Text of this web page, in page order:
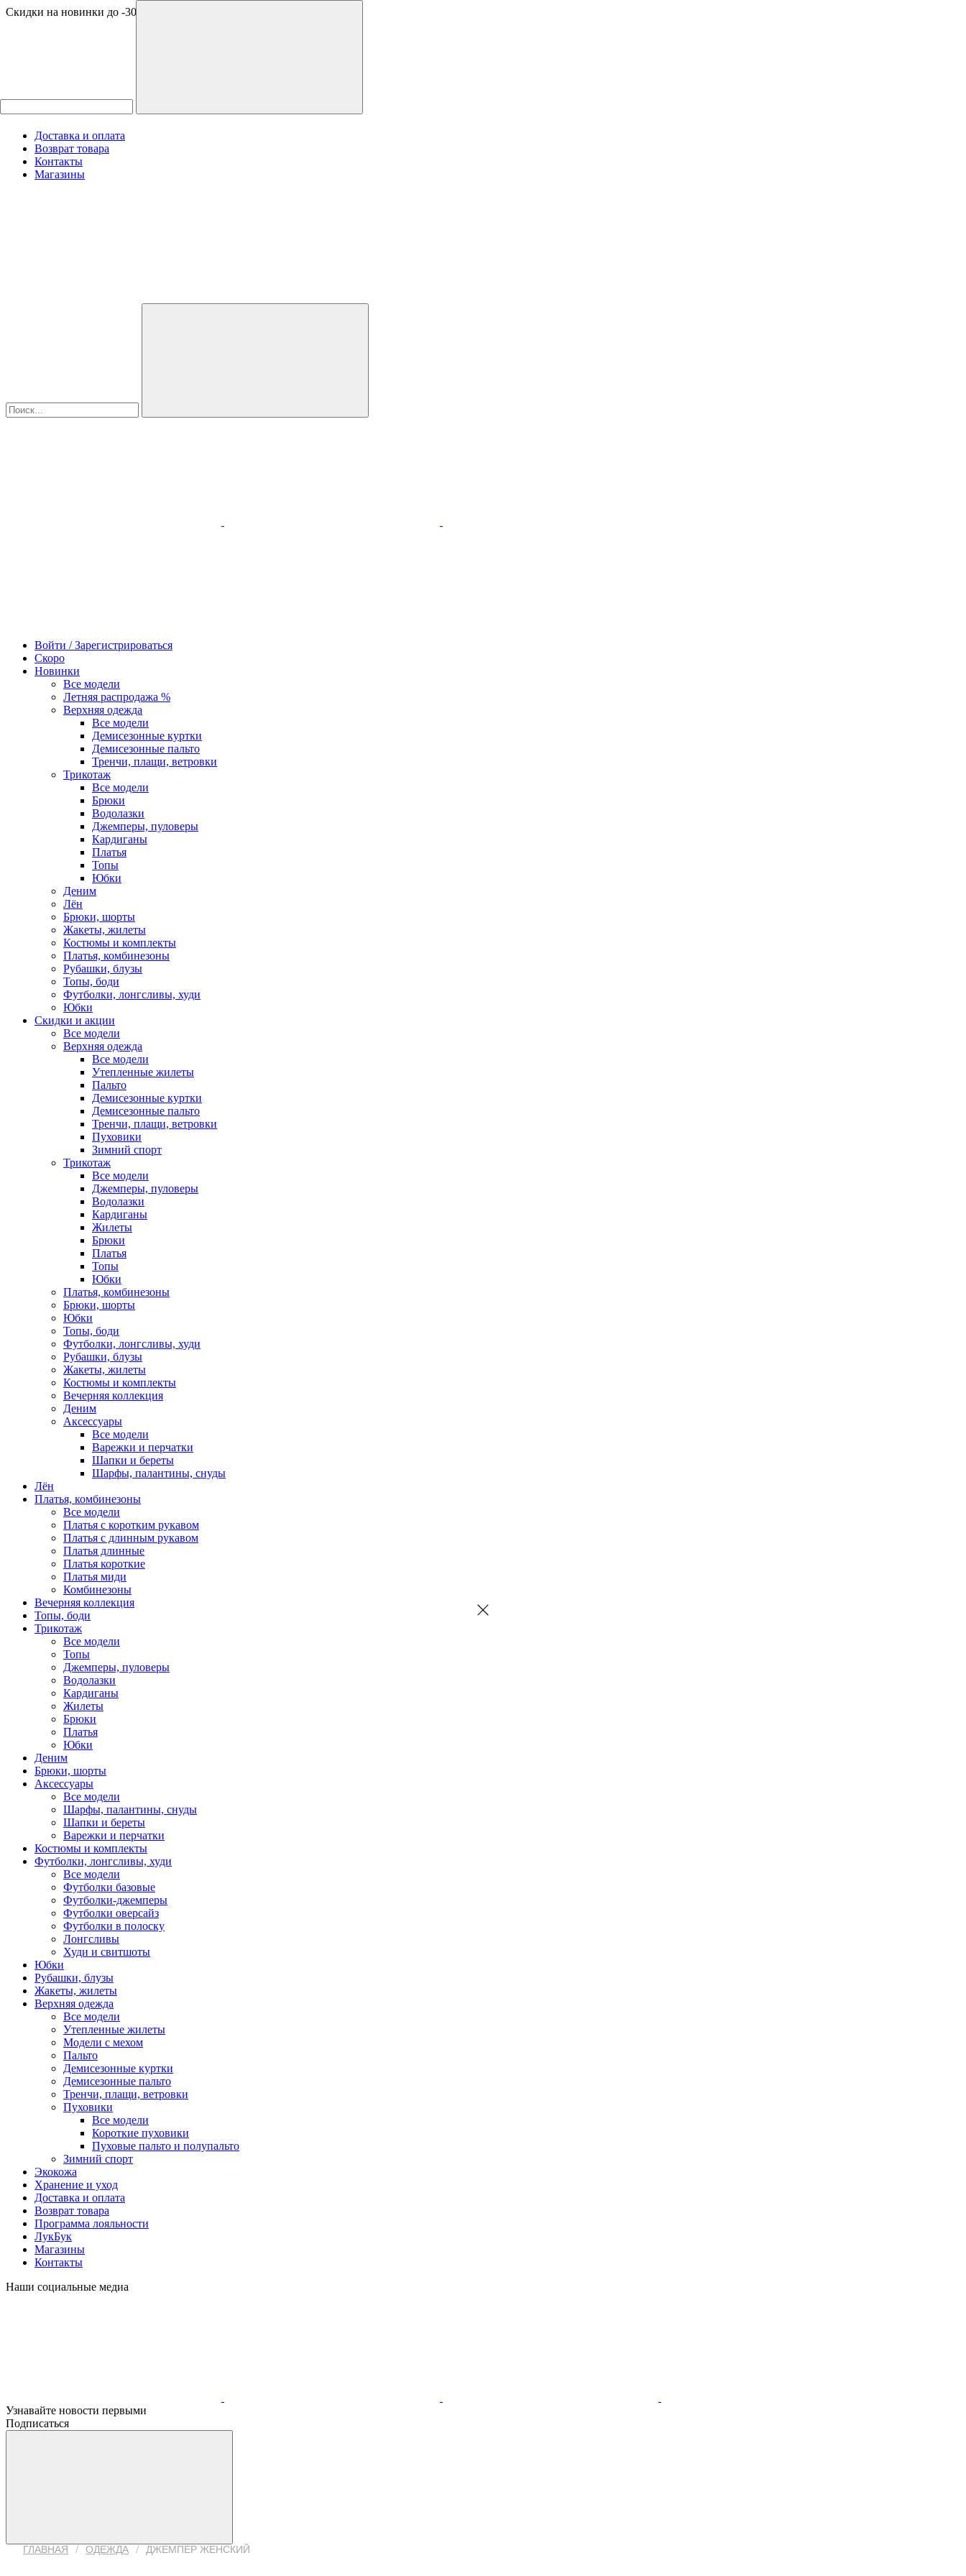
Скидки на новинки до -30%
Доставка и оплата
Возврат товара
Контакты
Магазины
Войти / Зарегистрироваться
Скоро
Новинки
Все модели
Летняя распродажа %
Верхняя одежда
Все модели
Демисезонные куртки
Демисезонные пальто
Тренчи, плащи, ветровки
Трикотаж
Все модели
Брюки
Водолазки
Джемперы, пуловеры
Кардиганы
Платья
Топы
Юбки
Деним
Лён
Брюки, шорты
Жакеты, жилеты
Костюмы и комплекты
Платья, комбинезоны
Рубашки, блузы
Топы, боди
Футболки, лонгсливы, худи
Юбки
Скидки и акции
Все модели
Верхняя одежда
Все модели
Утепленные жилеты
Пальто
Демисезонные куртки
Демисезонные пальто
Тренчи, плащи, ветровки
Пуховики
Зимний спорт
Трикотаж
Все модели
Джемперы, пуловеры
Водолазки
Кардиганы
Жилеты
Брюки
Платья
Топы
Юбки
Платья, комбинезоны
Брюки, шорты
Юбки
Топы, боди
Футболки, лонгсливы, худи
Рубашки, блузы
Жакеты, жилеты
Костюмы и комплекты
Вечерняя коллекция
Деним
Аксессуары
Все модели
Варежки и перчатки
Шапки и береты
Шарфы, палантины, снуды
Лён
Платья, комбинезоны
Все модели
Платья с коротким рукавом
Платья с длинным рукавом
Платья длинные
Платья короткие
Платья миди
Комбинезоны
Вечерняя коллекция
Топы, боди
Трикотаж
Все модели
Топы
Джемперы, пуловеры
Водолазки
Кардиганы
Жилеты
Брюки
Платья
Юбки
Деним
Брюки, шорты
Аксессуары
Все модели
Шарфы, палантины, снуды
Шапки и береты
Варежки и перчатки
Костюмы и комплекты
Футболки, лонгсливы, худи
Все модели
Футболки базовые
Футболки-джемперы
Футболки оверсайз
Футболки в полоску
Лонгсливы
Худи и свитшоты
Юбки
Рубашки, блузы
Жакеты, жилеты
Верхняя одежда
Все модели
Утепленные жилеты
Модели с мехом
Пальто
Демисезонные куртки
Демисезонные пальто
Тренчи, плащи, ветровки
Пуховики
Все модели
Короткие пуховики
Пуховые пальто и полупальто
Зимний спорт
Экокожа
Хранение и уход
Доставка и оплата
Возврат товара
Программа лояльности
ЛукБук
Магазины
Контакты
Наши социальные медиа
Узнавайте новости первыми
Подписаться
ГЛАВНАЯ / ОДЕЖДА / ДЖЕМПЕР ЖЕНСКИЙ